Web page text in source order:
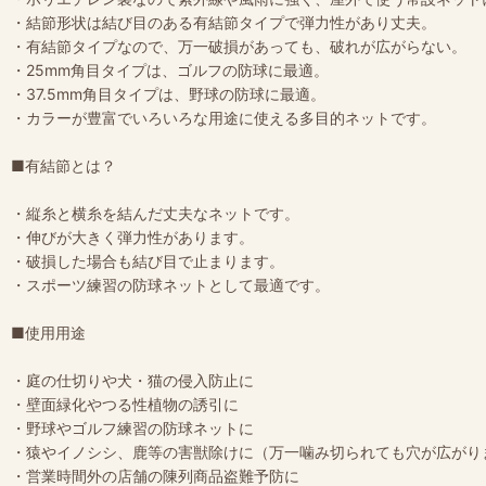
・結節形状は結び目のある有結節タイプで弾力性があり丈夫。
・有結節タイプなので、万一破損があっても、破れが広がらない。
・25mm角目タイプは、ゴルフの防球に最適。
・37.5mm角目タイプは、野球の防球に最適。
・カラーが豊富でいろいろな用途に使える多目的ネットです。
■有結節とは？
・縦糸と横糸を結んだ丈夫なネットです。
・伸びが大きく弾力性があります。
・破損した場合も結び目で止まります。
・スポーツ練習の防球ネットとして最適です。
■使用用途
・庭の仕切りや犬・猫の侵入防止に
・壁面緑化やつる性植物の誘引に
・野球やゴルフ練習の防球ネットに
・猿やイノシシ、鹿等の害獣除けに（万一噛み切られても穴が広が
・営業時間外の店舗の陳列商品盗難予防に